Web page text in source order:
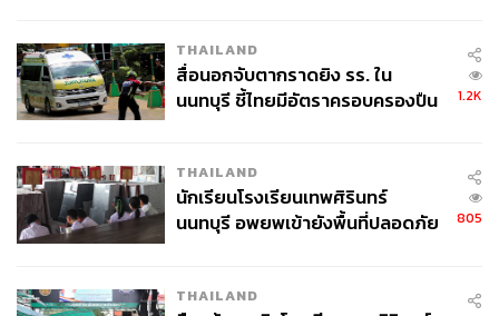
THAILAND
สื่อนอกจับตากราดยิง รร. ใน
นนทบุรี ชี้ไทยมีอัตราครอบครองปืน
1.2K
THAILAND
นักเรียนโรงเรียนเทพศิรินทร์
นนทบุรี อพยพเข้ายังพื้นที่ปลอดภัย
805
THAILAND